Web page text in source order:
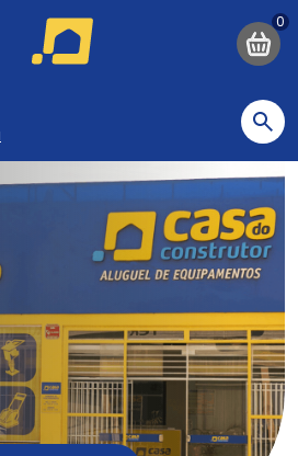
Navegação principal